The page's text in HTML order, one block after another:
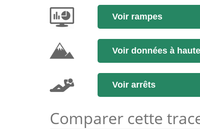
Voir rampes
Voir données à
Voir arrêts
Comparer cette